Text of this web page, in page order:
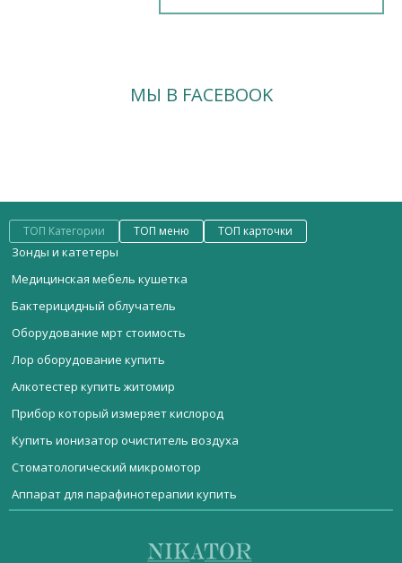
МЫ В FACEBOOK
ТОП Категории ТОП меню ТОП карточки
Зонды и катетеры
Медицинская мебель кушетка
Бактерицидный облучатель
Оборудование мрт стоимость
Лор оборудование купить
Алкотестер купить житомир
Прибор который измеряет кислород
Купить ионизатор очиститель воздуха
Стоматологический микромотор
Аппарат для парафинотерапии купить
Купить шприцевой дозатор
Реанимационное оборудование
Фототерапевтическая лампа МН200